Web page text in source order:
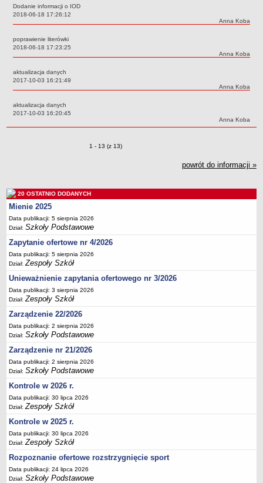
BIURO FINANSÓW OŚWIATY
Dane podstawowe
Majątek
Ogłoszenia
Rejestry, ewidencje, archiwa
OŚWIADCZENIA MAJĄTKOWE
PONOWNE WYKORZYSTYWANIE
UDOSTĘPNIANIE INFORMACJI PUBLICZNEJ
OCHRONA DANYCH OSOBOWYCH
Dodanie informacji o IOD
Data:
2018-06-18 17:26:12
Autor:
Anna Koba
poprawienie literówki
Data:
2018-06-18 17:23:25
Autor:
Anna Koba
aktualizacja danych
Data:
2017-10-03 16:21:49
Autor:
Anna Koba
aktualizacja danych
Data:
2017-10-03 16:20:45
Autor:
Anna Koba
Zmiany o pozycjach
1 - 13 (z 13)
powrót do informacji »
20 OSTATNIO DODANYCH
Mienie 2025
Data publikacji: 5 sierpnia 2026
Dział:Szkoły Podstawowe
Zapytanie ofertowe nr 4/2026
Data publikacji: 5 sierpnia 2026
Dział:Zespoły Szkół
Unieważnienie zapytania ofertowego nr 3/2026
Data publikacji: 3 sierpnia 2026
Dział:Zespoły Szkół
Zarządzenie 22/2026
Data publikacji: 2 sierpnia 2026
Dział:Szkoły Podstawowe
Zarządzenie nr 21/2026
Data publikacji: 2 sierpnia 2026
Dział:Szkoły Podstawowe
Kontrole w 2026 r.
Data publikacji: 30 lipca 2026
Dział:Zespoły Szkół
Kontrole w 2025 r.
Data publikacji: 30 lipca 2026
Dział:Zespoły Szkół
Rozpoznanie ofertowe rozstrzygnięcie sport
Data publikacji: 24 lipca 2026
Dział:Szkoły Podstawowe